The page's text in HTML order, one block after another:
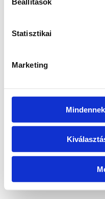
Statisztikai
Marketing